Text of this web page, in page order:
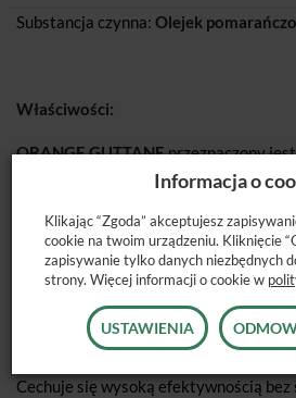
Substancja czynna: Olejek
Właściwości:
ORANGE GUTTANEprzeznaczony
zabiegów ponownego leczenia
ORANGE GUTTANEjest
rozpuszczalnikiem. Jest najbardziej
środkiem tego typu. Preparat szybko
Cechuje się wysoką efektywnością bez
Informacja o
Klikając “Zgoda” akceptujesz
cookie na twoim urządzeniu. Kliknięcie
zapisywanie tylko danych niezbędnych
strony. Więcej informacji o cookie w
USTAWIENIA